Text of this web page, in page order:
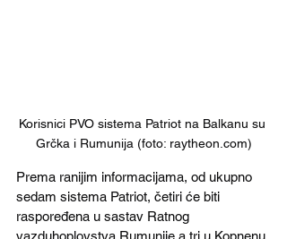
Korisnici PVO sistema Patriot na Balkanu su
Grčka i Rumunija (foto: raytheon.com)
Prema ranijim informacijama, od ukupno
sedam sistema Patriot, četiri će biti
raspoređena u sastav Ratnog
vazduhoplovstva Rumunije a tri u Kopnenu